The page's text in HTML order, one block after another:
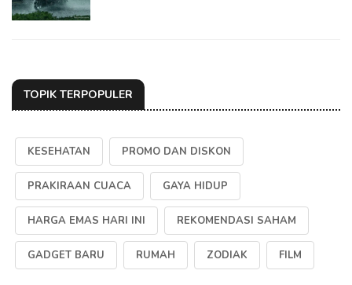
TOPIK TERPOPULER
KESEHATAN PROMO DAN DISKON
PRAKIRAAN CUACA GAYA HIDUP
HARGA EMAS HARI INI REKOMENDASI SAHAM
GADGET BARU RUMAH ZODIAK FILM